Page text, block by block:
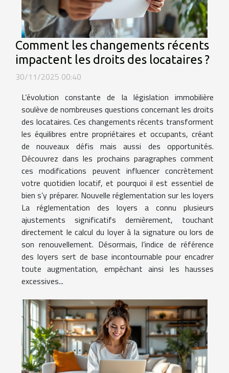
Comment les changements récents
impactent les droits des locataires ?
30/11/2025 00:40
L’évolution constante de la législation immobilière
soulève de nombreuses questions concernant les droits
des locataires. Ces changements récents transforment
les équilibres entre propriétaires et occupants, créant
de nouveaux défis mais aussi des opportunités.
Découvrez dans les prochains paragraphes comment
ces modifications peuvent influencer concrètement
votre quotidien locatif, et pourquoi il est essentiel de
bien s’y préparer. Nouvelle réglementation sur les loyers
La réglementation des loyers a connu plusieurs
ajustements significatifs dernièrement, touchant
directement le calcul du loyer à la signature ou lors de
son renouvellement. Désormais, l’indice de référence
des loyers sert de base incontournable pour encadrer
toute augmentation, empêchant ainsi les hausses
excessives...